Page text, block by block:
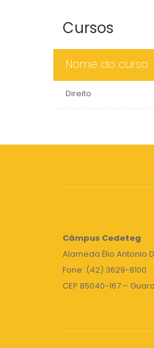
Cursos
Nome do curso
Direito
Câmpus Cedeteg
Alameda Élio Antonio
Fone: (42) 3629-8100
CEP 85040-167 –